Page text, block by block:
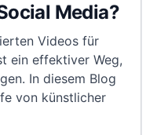
Media?
Videos für
ein effektiver Weg,
In diesem Blog
von künstlicher